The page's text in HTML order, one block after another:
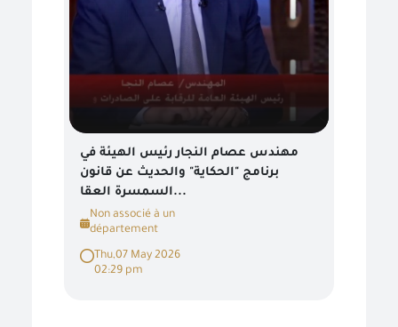
مهندس عصام النجار رئيس الهيئة في
برنامج "الحكاية" والحديث عن قانون
السمسرة العقا...
Non associé à un
département
Thu,07 May 2026
02:29 pm